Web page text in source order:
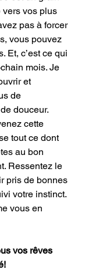
vos plus
pas à forcer
vous pouvez
Et, c’est ce qui
mois. Je
et
de
douceur.
cette
tout ce dont
au bon
Ressentez le
pris de bonnes
votre instinct.
vous en
vos rêves